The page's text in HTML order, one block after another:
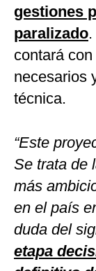
gestiones
paralizado
contará
necesarios
técnica.
“Este
Se trata de
más
en el país
duda del
etapa